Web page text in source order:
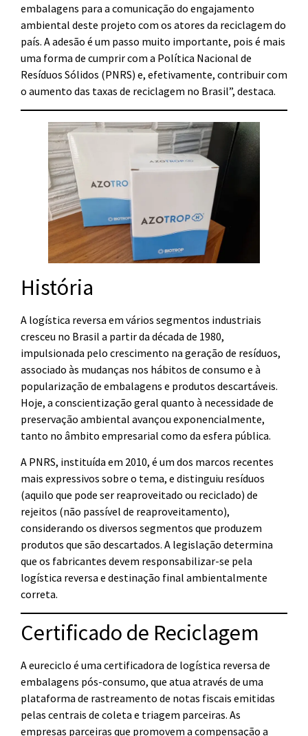
embalagens para a comunicação do engajamento
ambiental deste projeto com os atores da reciclagem do
país. A adesão é um passo muito importante, pois é mais
uma forma de cumprir com a Política Nacional de
Resíduos Sólidos (PNRS) e, efetivamente, contribuir com
o aumento das taxas de reciclagem no Brasil”, destaca.
História
A logística reversa em vários segmentos industriais
cresceu no Brasil a partir da década de 1980,
impulsionada pelo crescimento na geração de resíduos,
associado às mudanças nos hábitos de consumo e à
popularização de embalagens e produtos descartáveis.
Hoje, a conscientização geral quanto à necessidade de
preservação ambiental avançou exponencialmente,
tanto no âmbito empresarial como da esfera pública.
A PNRS, instituída em 2010, é um dos marcos recentes
mais expressivos sobre o tema, e distinguiu resíduos
(aquilo que pode ser reaproveitado ou reciclado) de
rejeitos (não passível de reaproveitamento),
considerando os diversos segmentos que produzem
produtos que são descartados. A legislação determina
que os fabricantes devem responsabilizar-se pela
logística reversa e destinação final ambientalmente
correta.
Certificado de Reciclagem
A eureciclo é uma certificadora de logística reversa de
embalagens pós-consumo, que atua através de uma
plataforma de rastreamento de notas fiscais emitidas
pelas centrais de coleta e triagem parceiras. As
empresas parceiras que promovem a compensação a